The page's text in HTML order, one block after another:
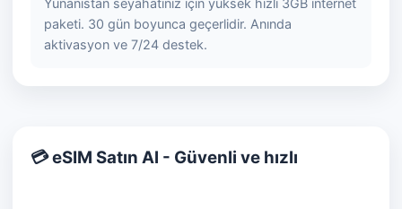
Yunanistan seyahatiniz için yüksek hızlı 3GB internet
paketi. 30 gün boyunca geçerlidir. Anında
aktivasyon ve 7/24 destek.
💳 eSIM Satın Al - Güvenli ve hızlı